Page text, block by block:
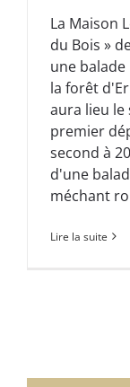
La Maison
du Bois »
une
la forêt
aura lieu le
premier
second à
d'une
méchant
Lire la suite